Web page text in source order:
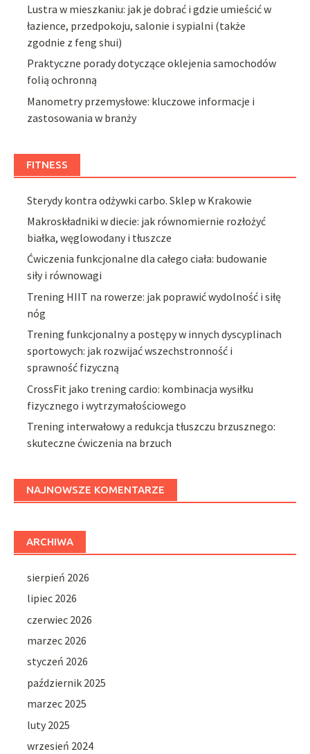
Lustra w mieszkaniu: jak je dobrać i gdzie umieścić w
łazience, przedpokoju, salonie i sypialni (także
zgodnie z feng shui)
Praktyczne porady dotyczące oklejenia samochodów
folią ochronną
Manometry przemysłowe: kluczowe informacje i
zastosowania w branży
FITNESS
Sterydy kontra odżywki carbo. Sklep w Krakowie
Makroskładniki w diecie: jak równomiernie rozłożyć
białka, węglowodany i tłuszcze
Ćwiczenia funkcjonalne dla całego ciała: budowanie
siły i równowagi
Trening HIIT na rowerze: jak poprawić wydolność i siłę
nóg
Trening funkcjonalny a postępy w innych dyscyplinach
sportowych: jak rozwijać wszechstronność i
sprawność fizyczną
CrossFit jako trening cardio: kombinacja wysiłku
fizycznego i wytrzymałościowego
Trening interwałowy a redukcja tłuszczu brzusznego:
skuteczne ćwiczenia na brzuch
NAJNOWSZE KOMENTARZE
ARCHIWA
sierpień 2026
lipiec 2026
czerwiec 2026
marzec 2026
styczeń 2026
październik 2025
marzec 2025
luty 2025
wrzesień 2024